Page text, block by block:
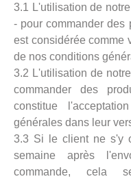
3.1 L'utilisation de
- pour commander des
est considérée comme
de nos conditions
3.2 L'utilisation de
commander des
constitue
générales dans leur
3.3 Si le client ne s'y
semaine après
commande, cela